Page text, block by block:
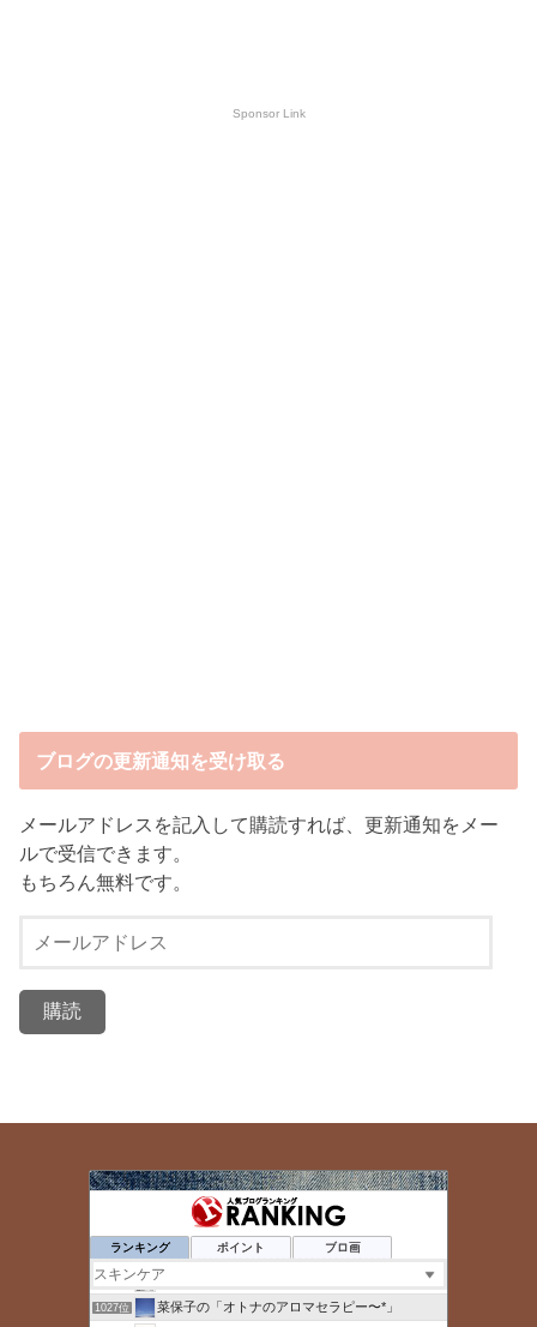
Sponsor Link
ブログの更新通知を受け取る
メールアドレスを記入して購読すれば、更新通知をメー
ルで受信できます。
もちろん無料です。
ル
ランキング ポイント ブロ画
ポンポンブログ
美容で健康・遊びや趣味と車で毎日楽しい生活サイト
1025位 もうすぐ家を出ます
1026位 あなたと地域に寄り添い続けたい。実績健康相談３1年、いは薬局
1027位
菜保子の「オトナのアロマセラピー〜*」